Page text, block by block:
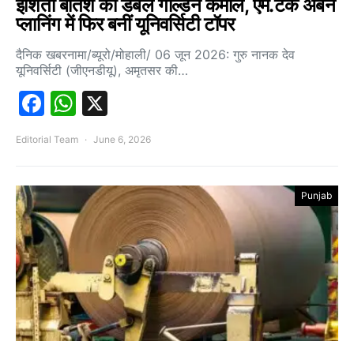
इशिता बतिश का डबल गोल्डन कमाल, एम.टेक अर्बन
प्लानिंग में फिर बनीं यूनिवर्सिटी टॉपर
दैनिक खबरनामा/ब्यूरो/मोहाली/ 06 जून 2026: गुरु नानक देव
यूनिवर्सिटी (जीएनडीयू), अमृतसर की…
Facebook
WhatsApp
Editorial Team June 6, 2026
Punjab